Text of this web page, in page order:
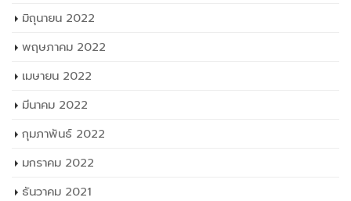
มิถุนายน 2022
พฤษภาคม 2022
เมษายน 2022
มีนาคม 2022
กุมภาพันธ์ 2022
มกราคม 2022
ธันวาคม 2021